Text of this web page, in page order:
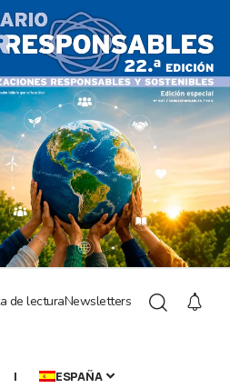
de lecturaNewsletters
| ESPAÑA